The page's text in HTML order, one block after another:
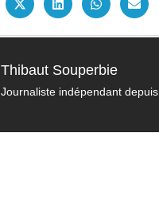
Thibaut Souperbie
Journaliste indépendant